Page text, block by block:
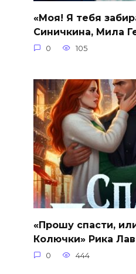
«Моя! Я тебя
Синичкина, Мила
0 105
«Прошу спасти,
Колючки» Рика Лав
0 444